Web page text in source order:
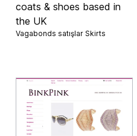
coats & shoes based in
the UK
Vagabonds satışlar Skirts